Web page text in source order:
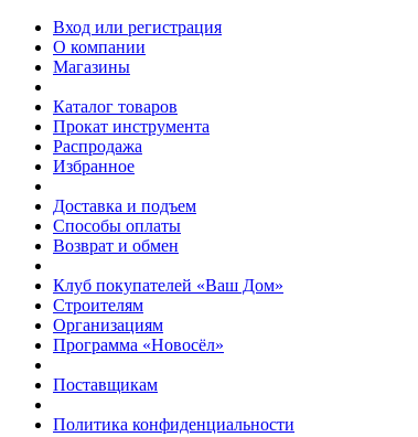
Вход или регистрация
О компании
Магазины
Каталог товаров
Прокат инструмента
Распродажа
Избранное
Доставка и подъем
Способы оплаты
Возврат и обмен
Клуб покупателей «Ваш Дом»
Строителям
Организациям
Программа «Новосёл»
Поставщикам
Политика конфиденциальности